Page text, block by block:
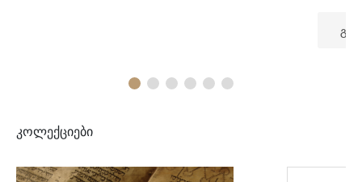
კოლექციები